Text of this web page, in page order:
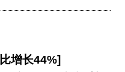
增长44%]